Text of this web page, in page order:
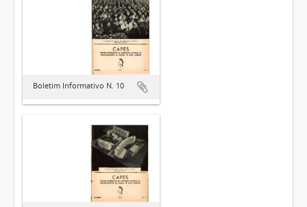
Boletim Informativo N. 10